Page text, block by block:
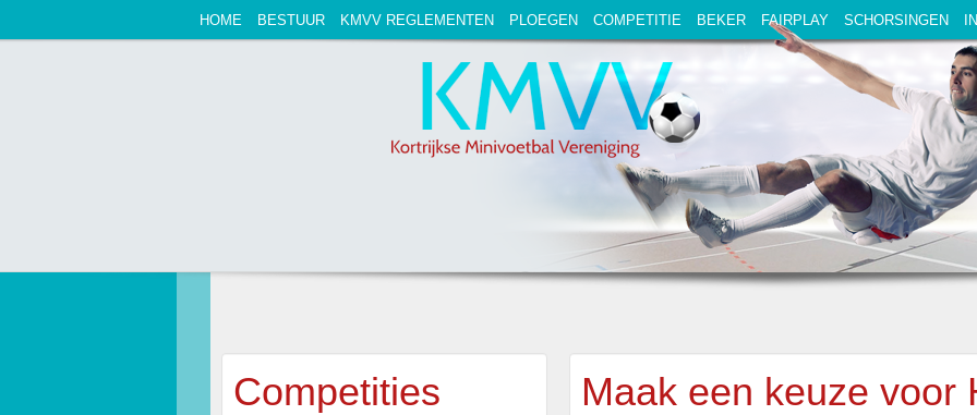
HOME BESTUUR KMVV REGLEMENTEN PLOEGEN COMPETITIE BEKER FAIRPLAY SCHORSINGEN
Competities Maak een keuze voor